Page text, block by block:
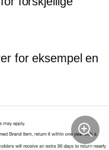
for eksempel en